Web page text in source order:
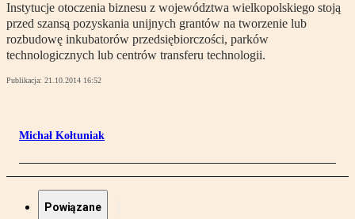
Instytucje otoczenia biznesu z województwa wielkopolskiego stoją
przed szansą pozyskania unijnych grantów na tworzenie lub
rozbudowę inkubatorów przedsiębiorczości, parków
technologicznych lub centrów transferu technologii.
Publikacja: 21.10.2014 16:52
Michał Kołtuniak
Powiązane